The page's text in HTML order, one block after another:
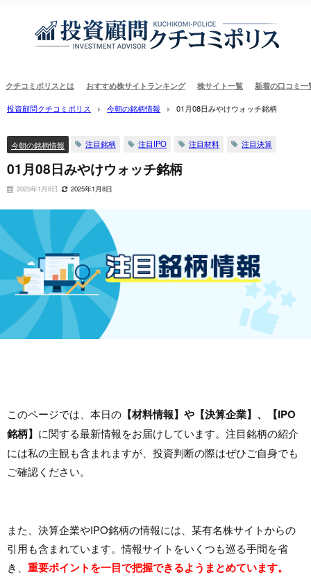
クチコミポリスとは おすすめ株サイトランキング 株サイト一覧 新着の口コミ一
投資顧問クチコミポリス 今朝の銘柄情報 01月08日みやけウォッチ銘柄
今朝の銘柄情報 注目銘柄 注目IPO 注目材料 注目決算
01月08日みやけウォッチ銘柄
2025年1月8日 2025年1月8日
このページでは、本日の 【材料情報】や【決算企業】、【IPO
銘柄】 に関する最新情報をお届けしています。注目銘柄の紹介
には私の主観も含まれますが、投資判断の際はぜひご自身でも
ご確認ください。
また、決算企業やIPO銘柄の情報には、某有名株サイトからの
引用も含まれています。情報サイトをいくつも巡る手間を省
き、 重要ポイントを一目で把握できるようまとめています。